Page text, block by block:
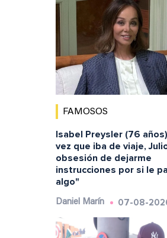
FAMOSOS
Isabel Preysler (76
vez que iba de viaje,
obsesión de dejarme
instrucciones por si le
algo"
Daniel Marín 07-08-